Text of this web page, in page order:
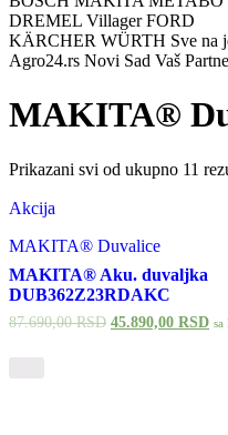
DREMEL Villager FORD
KÄRCHER WÜRTH Sve na
Agro24.rs Novi Sad Vaš
MAKITA®
Prikazani svi od ukupno 11
Akcija
MAKITA® Duvalice
MAKITA® Aku. duvaljka
DUB362Z23RDAKC
87.690,00RSD 45.890,00 RSD sa